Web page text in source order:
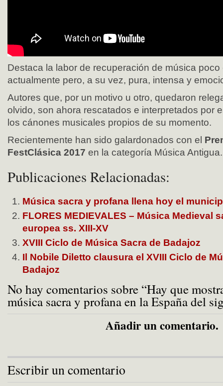
Destaca la labor de recuperación de música
actualmente pero, a su vez, pura, intensa y
Autores que, por un motivo u otro, quedaron
olvido, son ahora rescatados e interpretados por
los cánones musicales propios de su momento.
Recientemente han sido galardonados con el
FestClásica 2017 en la categoría Música Antigua.
Publicaciones Relacionadas:
Música sacra y profana llena hoy el
FLORES MEDIEVALES – Música Medieval
europea ss. XIII-XV
XVIII Ciclo de Música Sacra de Badajoz
Il Nobile Diletto clausura el XVIII Ciclo de
Badajoz
No hay comentarios sobre “Hay que
música sacra y profana en la España del
Añadir un comentario.
Escribir un comentario